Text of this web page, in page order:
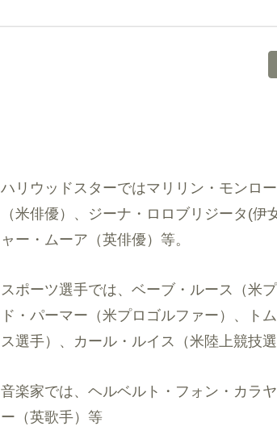
ハリウッドスターではマリリン・モンロ
（米俳優）、ジーナ・ロロブリジータ(
ャー・ムーア（英俳優）等。
スポーツ選手では、ベーブ・ルース（米
ド・パーマー（米プロゴルファー）、ト
ス選手）、カール・ルイス（米陸上競技選
音楽家では、ヘルベルト・フォン・カラ
ー（英歌手）等